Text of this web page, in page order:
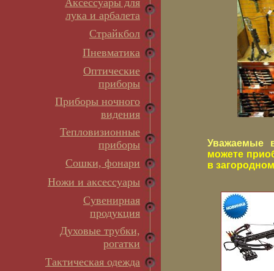
Аксессуары для
лука и арбалета
Страйкбол
Пневматика
Оптические
приборы
Приборы ночного
видения
Тепловизионные
приборы
Сошки, фонари
Ножи и аксессуары
Сувенирная
продукция
Духовые трубки,
рогатки
Тактическая одежда
Уважаемые
можете
в